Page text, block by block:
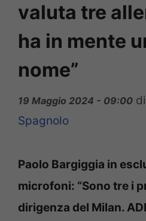
valuta tre
ha in mente
nome”
19 Maggio 2024 - 09:00 di
Spagnolo
Paolo Bargiggia in
microfoni: “Sono tre i
dirigenza del Milan.